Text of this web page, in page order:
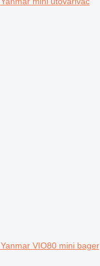
Yanmar VIO80 mini bager